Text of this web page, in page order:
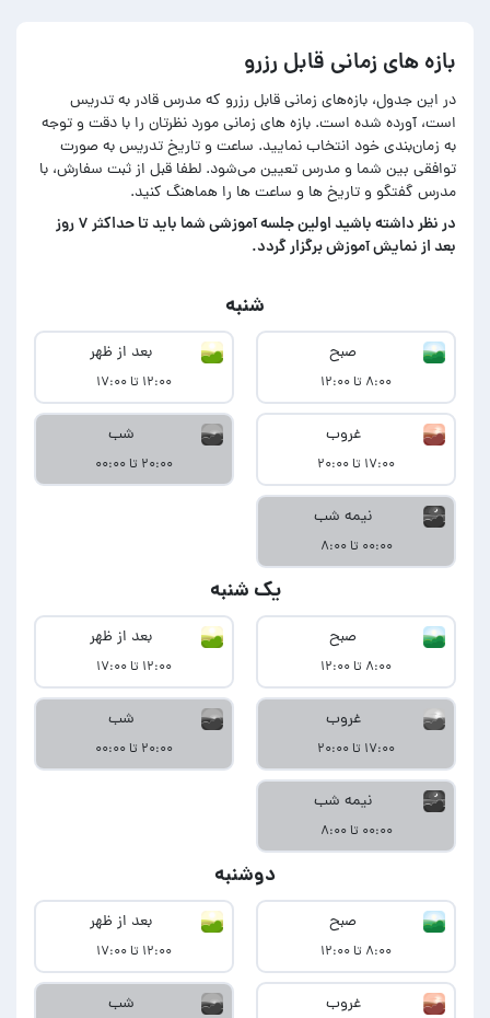
بازه های زمانی قابل رزرو
در این جدول، بازه‌های زمانی قابل رزرو که مدرس قادر به تدریس
است، آورده شده است. بازه های زمانی مورد نظرتان را با دقت و توجه
به زمان‌بندی خود انتخاب نمایید. ساعت و تاریخ تدریس به صورت
توافقی بین شما و مدرس تعیین می‌شود. لطفا قبل از ثبت سفارش، با
مدرس گفتگو و تاریخ ها و ساعت ها را هماهنگ کنید.
در‌ نظر داشته باشید اولین جلسه آموزشی شما باید تا حداکثر ۷ روز
بعد از نمایش آموزش برگزار گردد.
شنبه
صبح
۸:۰۰ تا ۱۲:۰۰
بعد از ظهر
۱۲:۰۰ تا ۱۷:۰۰
غروب
۱۷:۰۰ تا ۲۰:۰۰
شب
۲۰:۰۰ تا ۰۰:۰۰
نیمه شب
۰۰:۰۰ تا ۸:۰۰
یک شنبه
صبح
۸:۰۰ تا ۱۲:۰۰
بعد از ظهر
۱۲:۰۰ تا ۱۷:۰۰
غروب
۱۷:۰۰ تا ۲۰:۰۰
شب
۲۰:۰۰ تا ۰۰:۰۰
نیمه شب
۰۰:۰۰ تا ۸:۰۰
دوشنبه
صبح
۸:۰۰ تا ۱۲:۰۰
بعد از ظهر
۱۲:۰۰ تا ۱۷:۰۰
غروب شب